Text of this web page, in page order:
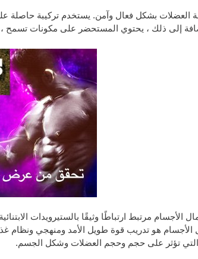
العضلات بشكل فعال وآمن. يستخدم تركيبة حاصلة
إلى ذلك ، يحتوي المستحضر على مكونات تسمح
مرتبط ارتباطًا وثيقًا بالستيرويدات
الأجسام هو تدريب قوة طويل الأمد ومنهجي
التي تؤثر على حجم وحجم العضلات وشكل الجسم.